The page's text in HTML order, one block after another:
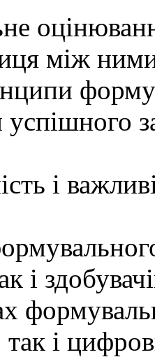
між
і
і
і